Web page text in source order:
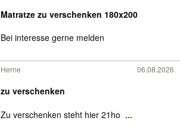
Matratze zu verschenken 180x200
Bei interesse gerne melden
Herne 06.08.2026
zu verschenken
Zu verschenken steht hier 21ho ...